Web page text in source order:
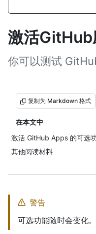
激活GitHub
你可以测试
复制为 Markdown 格式
在本文中
激活 GitHub Apps 的可选
其他阅读材料
警告
可选功能随时会变化。